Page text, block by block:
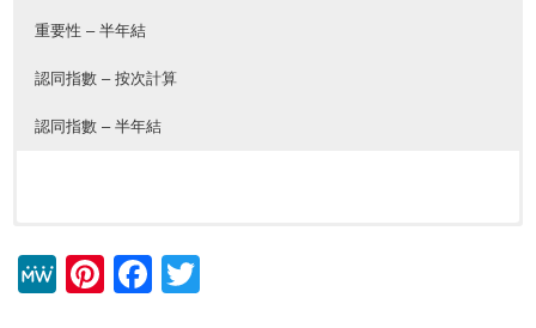
重要性 – 半年結
認同指數 – 按次計算
認同指數 – 半年結
M
Pi
F